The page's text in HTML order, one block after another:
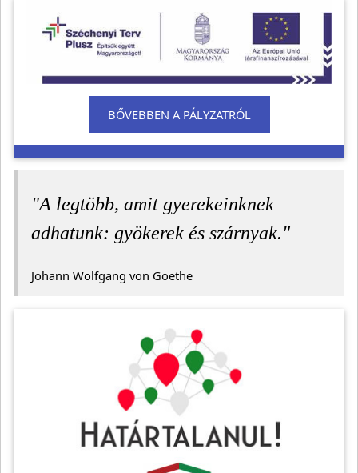
BŐVEBBEN A PÁLYZATRÓL
"A legtöbb, amit gyerekeinknek
adhatunk: gyökerek és szárnyak."
Johann Wolfgang von Goethe